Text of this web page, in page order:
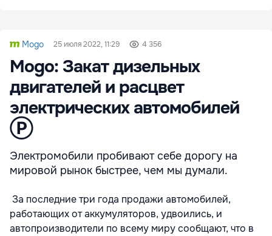
Mogo 25 июля 2022, 11:29 4 356
Mogo: Закат дизельных
двигателей и расцвет
электрических автомобилей
Ⓟ
Электромобили пробивают себе дорогу на
мировой рынок быстрее, чем мы думали.
За последние три года продажи автомобилей,
работающих от аккумуляторов, удвоились, и
автопроизводители по всему миру сообщают, что в